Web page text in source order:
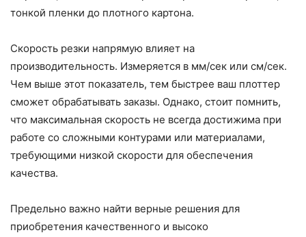
тонкой пленки до плотного картона.
Скорость резки напрямую влияет на
производительность. Измеряется в мм/сек или см/сек.
Чем выше этот показатель, тем быстрее ваш плоттер
сможет обрабатывать заказы. Однако, стоит помнить,
что максимальная скорость не всегда достижима при
работе со сложными контурами или материалами,
требующими низкой скорости для обеспечения
качества.
Предельно важно найти верные решения для
приобретения качественного и высоко